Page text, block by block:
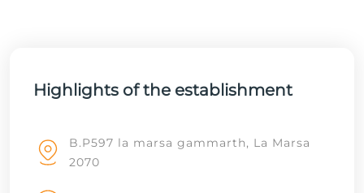
Highlights of the establishment
B.P597 la marsa gammarth, La Marsa
2070